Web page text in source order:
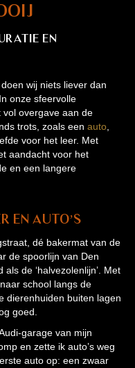
en
wij niets liever dan
onze sfeervolle
overgave aan de
trots, zoals een auto,
voor het leer. Met
aandacht voor het
en een langere
en auto’s
dé bakermat van de
de spoorlijn van Den
de ‘halvezolenlijn’. Met
school langs de
dierenhuiden buiten lagen
goed.
garage van mijn
en zette ik auto’s weg
auto op: een zwaar